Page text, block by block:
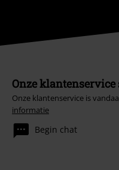
Onze
Onze klantenservice is
informatie
Begin chat